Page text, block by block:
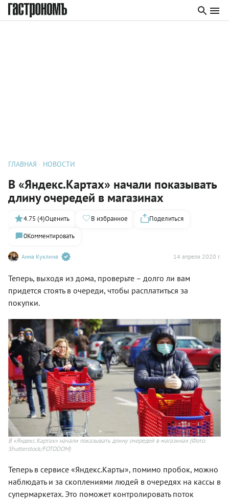
ГЛАВНАЯ НОВОСТИ
В «Яндекс.Картах» начали показывать
длину очередей в магазинах
Анна Куклина 14 апреля 2020 г.
4.75 (4)Оценить В избранное
Поделиться
0Комментировать
Теперь, выходя из дома, проверьте – долго ли вам
придется стоять в очереди, чтобы расплатиться за
покупки.
В «Яндекс.Картах» начали показывать длину очередей в магазинах (Фото:
Shutterstock/FOTODOM)
Теперь в сервисе «Яндекс.Карты», помимо пробок, можно
наблюдать и за скоплениями людей в очередях на кассы в
супермаркетах. Это поможет контролировать поток